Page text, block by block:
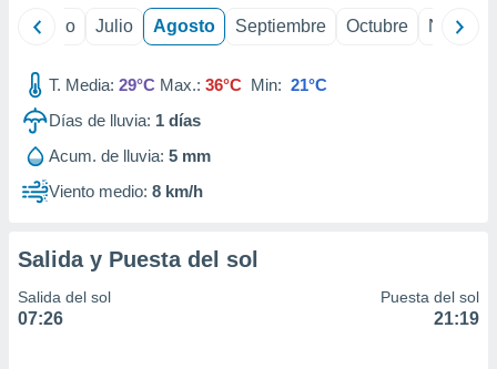
Junio Julio Agosto Septiembre Octubre
T. Media: 29°C Max.: 36°C Min: 21°C
Días de lluvia: 1 días
Acum. de lluvia: 5 mm
Viento medio: 8 km/h
Salida y Puesta del sol
Salida del sol
07:26
Puesta del sol
21:19